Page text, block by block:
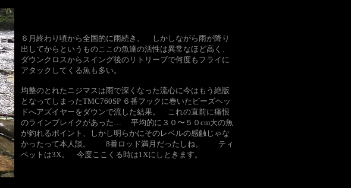
​６月終わり頃から全国的に雨続き。 しかしながら雨が降り
出してからというものここの魚達の活性は異常なほど高く、
ダウンクロスからスイング後のリトリーブで何度もフライに
アタックしてくる魚も多い。
均整のとれたニジマスは雨で深くなった流心に今はもう絶版
となってしまったTMC760SP ６番フックに巻いたビーズヘッ
ドへアズイヤーをダウンで流した結果。 これの直前に痛恨
のラインブレイクがあった… 平均的に３０〜５０cm大の魚
が釣れるポイント、しかし明らかにそのレベルの感触じゃな
かったって本人談。 8番ロッド満月だったしね。 ティ
ペットは3X。 今度ここくる時は1Xにしときます。